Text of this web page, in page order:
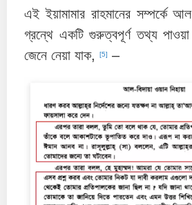
এই ইয়ামামার রাহমানের সম্পর্কে আল
গ্রন্থে একটি গুরুত্বপূর্ণ তথ্য
জেনে নেয়া যাক,
[5] –